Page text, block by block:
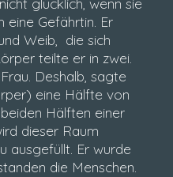
glücklich, wenn sie
eine Gefährtin. Er
Weib, die sich
teilte er in zwei.
Deshalb, sagte
eine Hälfte von
Hälften einer
dieser Raum
ausgefüllt. Er wurde
die Menschen.